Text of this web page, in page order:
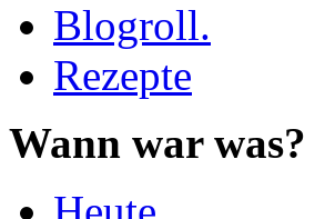
Blogroll.
Rezepte
Wann war was?